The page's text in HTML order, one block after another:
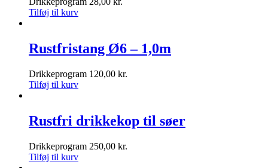
Tilføj til kurv
Rustfristang Ø6 – 1,0m
Drikkeprogram 120,00 kr.
Tilføj til kurv
Rustfri drikkekop til søer
Drikkeprogram 250,00 kr.
Tilføj til kurv